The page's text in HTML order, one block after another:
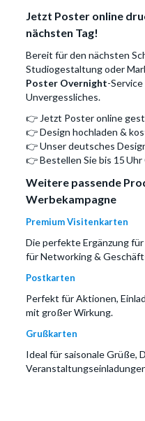
Jetzt Poster online
nächsten Tag!
Bereit für den nächsten
Studiogestaltung oder
Poster Overnight-
Unvergessliches.
👉 Jetzt Poster online
👉 Design hochladen &
👉 Unser deutsches
👉 Bestellen Sie bis 15
Weitere passende
Werbekampagne
Premium Visitenkarten
Die perfekte Ergänzung
für Networking &
Postkarten
Perfekt für Aktionen,
mit großer Wirkung.
Grußkarten
Ideal für saisonale Grüße,